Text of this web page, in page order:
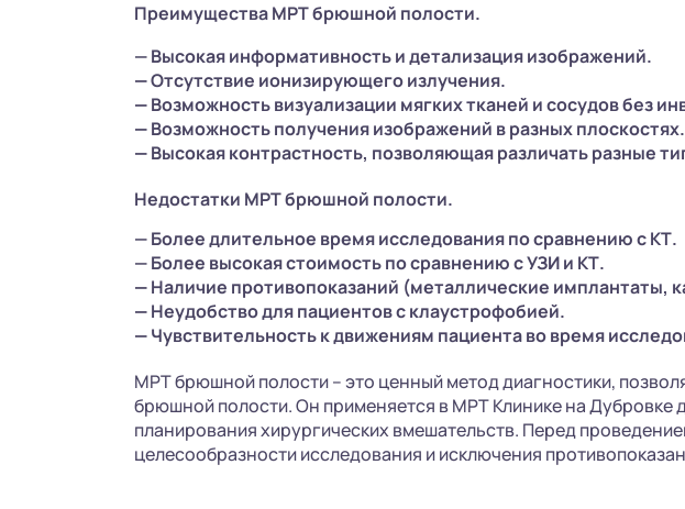
Преимущества МРТ брюшной полости.
— Высокая информативность и детализация изображений.
—Отсутствие ионизирующего излучения.
—Возможность визуализации мягких тканей и сосудов без
—Возможность получения изображений в разных плоскостях.
—Высокая контрастность, позволяющая различать разные
Недостатки МРТ брюшной полости.
— Более длительное время исследования по сравнению с КТ.
— Более высокая стоимость по сравнению с УЗИ и КТ.
—Наличие противопоказаний (металлические имплантаты,
—Неудобство для пациентов с клаустрофобией.
—Чувствительность к движениям пациента во время
МРТ брюшной полости – это ценный метод диагностики,
брюшной полости. Он применяется в МРТ Клинике на Дубровке
планирования хирургических вмешательств. Перед
целесообразности исследования и исключения